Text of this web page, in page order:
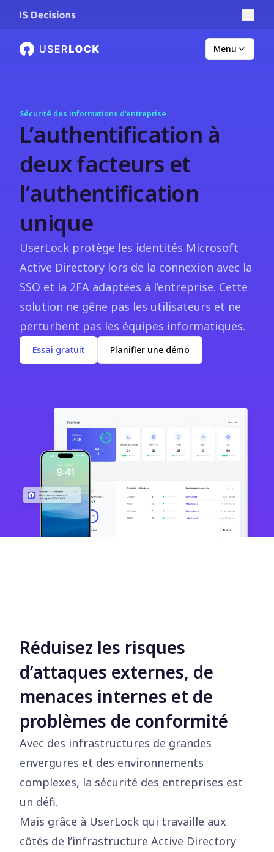
Menu
Sécurité des informations d'entreprise
L’authentification à
deux facteurs et
l’authentification
unique
UserLock protège les identités Microsoft
Active Directory lors de la connexion avec la
SSO et la 2FA adaptées à l’entreprise. Cette
solution ne gêne pas les utilisateurs et ne
perturbent pas les équipes informatiques.
Essai gratuit Planifier une démo
Réduisez les risques
d’attaques externes, de
menaces internes et de
problèmes de conformité
Avec des infrastructures de grandes
envergures et des environnements
complexes, la sécurité des entreprises est
un défi.
Mais grâce à UserLock qui travaille aux
côtés de l’infrastructure Active Directory